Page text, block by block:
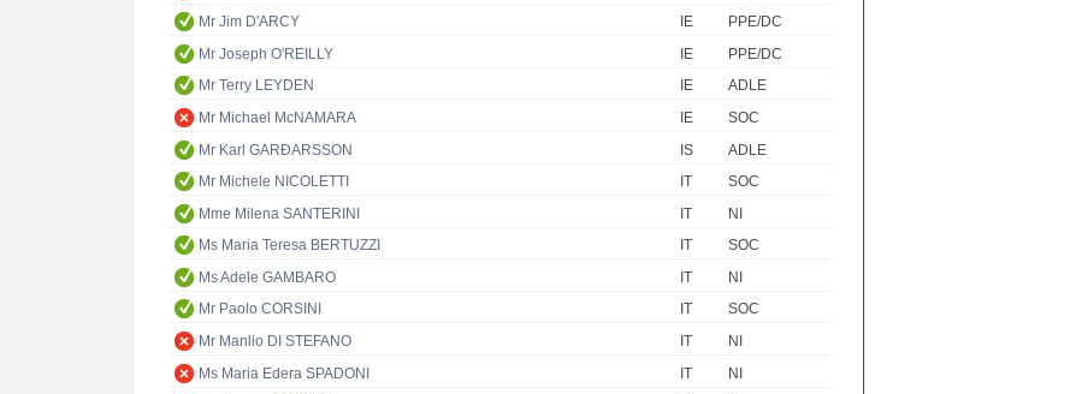
Mr Jim D'ARCY
IE
PPE/DC
Mr Joseph O'REILLY
IE
PPE/DC
Mr Terry LEYDEN
IE
ADLE
Mr Michael McNAMARA
IE
SOC
Mr Karl GARÐARSSON
IS
ADLE
Mr Michele NICOLETTI
IT
SOC
Mme Milena SANTERINI
IT
NI
Ms Maria Teresa BERTUZZI
IT
SOC
Ms Adele GAMBARO
IT
NI
Mr Paolo CORSINI
IT
SOC
Mr Manlio DI STEFANO
IT
NI
Ms Maria Edera SPADONI
IT
NI